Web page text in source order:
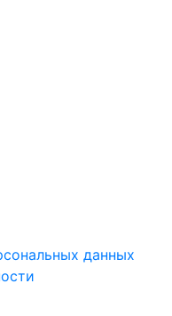
данных